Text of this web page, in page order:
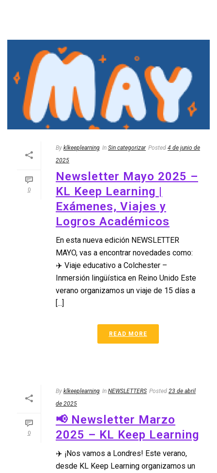
0
By klkeeplearning In Sin categorizar Posted 4 de junio de
2025
Newsletter Mayo 2025 –
KL Keep Learning |
Exámenes, Viajes y
Logros Académicos
En esta nueva edición NEWSLETTER
MAYO, vas a encontrar novedades como:
✈️ Viaje educativo a Colchester –
Inmersión lingüística en Reino Unido Este
verano organizamos un viaje de 15 días a
[...]
READ MORE
0
By klkeeplearning In NEWSLETTERS Posted 23 de abril
de 2025
📢 Newsletter Marzo
2025 – KL Keep Learning
✈️ ¡Nos vamos a Londres! Este verano,
desde KL Keep Learning organizamos un